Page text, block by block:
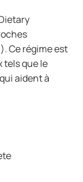
Ce régime est
tels que le
aident à